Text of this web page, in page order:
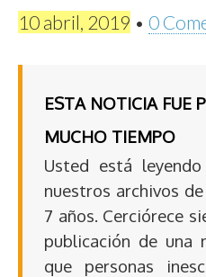
10 abril, 2019 • 0
ESTA NOTICIA FUE
MUCHO TIEMPO
Usted está
nuestros archivos
7 años. Cerciórece
publicación de una
que personas